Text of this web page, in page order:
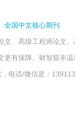
全国中文核心期刊
、高级工程师论文
有保障。财智双丰
电话/微信是：